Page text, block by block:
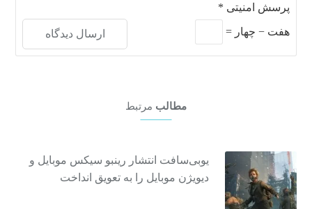
پرسش امنیتی *
هفت − چهار =
مطالب مرتبط
یوبی‌سافت انتشار رینبو سیکس موبایل و
دیویژن موبایل را به تعویق انداخت